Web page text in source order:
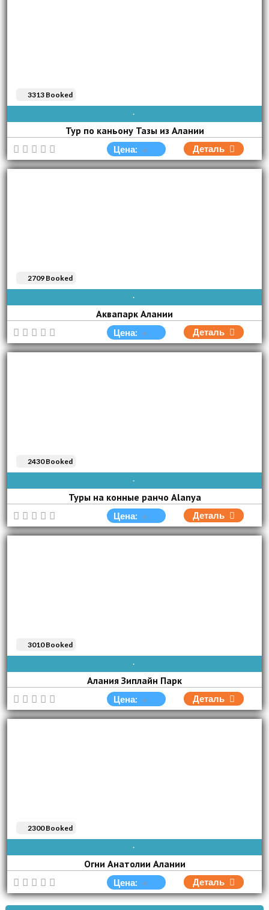
AVAIBLE EVERY DAY
Тур по каньону Тазы из Алании
3313 Booked
Цена: Деталь
AVAIBLE EVERY DAY
Аквапарк Алании
2709 Booked
Цена: Деталь
AVAIBLE EVERY DAY
Туры на конные ранчо Alanya
2430 Booked
Цена: Деталь
AVAIBLE EVERY DAY
Алания Зиплайн Парк
3010 Booked
Цена: Деталь
СРЕ
Огни Анатолии Алании
2300 Booked
Цена: Деталь